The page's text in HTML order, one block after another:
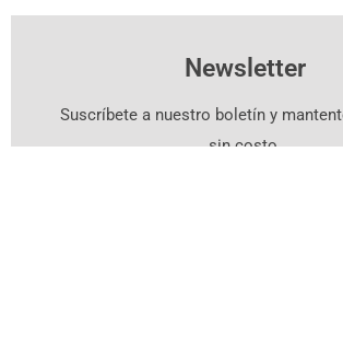
Newsletter
Suscríbete a nuestro boletín y
sin costo.